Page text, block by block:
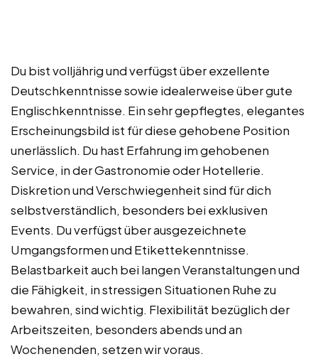
Du bist volljährig und verfügst über exzellente
Deutschkenntnisse sowie idealerweise über gute
Englischkenntnisse. Ein sehr gepflegtes, elegantes
Erscheinungsbild ist für diese gehobene Position
unerlässlich. Du hast Erfahrung im gehobenen
Service, in der Gastronomie oder Hotellerie.
Diskretion und Verschwiegenheit sind für dich
selbstverständlich, besonders bei exklusiven
Events. Du verfügst über ausgezeichnete
Umgangsformen und Etikettekenntnisse.
Belastbarkeit auch bei langen Veranstaltungen und
die Fähigkeit, in stressigen Situationen Ruhe zu
bewahren, sind wichtig. Flexibilität bezüglich der
Arbeitszeiten, besonders abends und an
Wochenenden, setzen wir voraus.